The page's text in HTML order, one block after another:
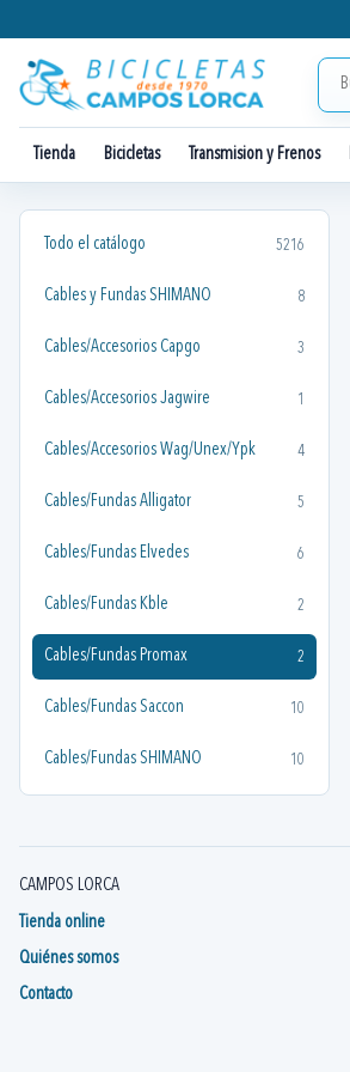
Tienda Bicicletas Transmision y Frenos
Todo el catálogo 5216
Cables y Fundas SHIMANO 8
Cables/Accesorios Capgo 3
Cables/Accesorios Jagwire 1
Cables/Accesorios Wag/Unex/Ypk 4
Cables/Fundas Alligator 5
Cables/Fundas Elvedes 6
Cables/Fundas Kble 2
Cables/Fundas Promax 2
Cables/Fundas Saccon 10
Cables/Fundas SHIMANO 10
CAMPOS LORCA
Tienda online
Quiénes somos
Contacto